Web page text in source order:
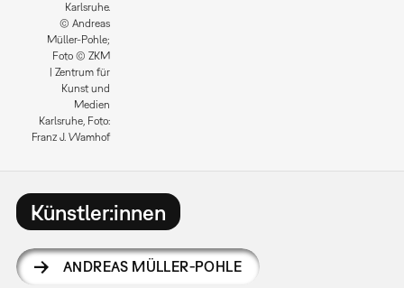
Karlsruhe.
© Andreas
Müller-Pohle;
Foto © ZKM
| Zentrum für
Kunst und
Medien
Karlsruhe, Foto:
Franz J. Wamhof
Künstler:innen
ANDREAS MÜLLER-POHLE